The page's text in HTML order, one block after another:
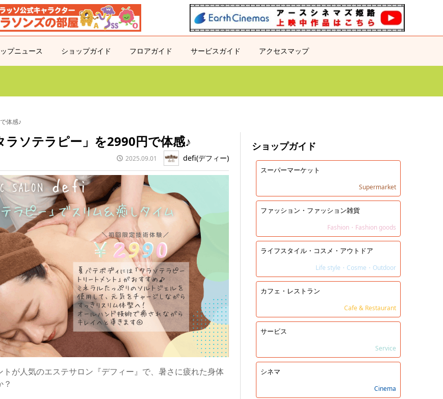
プニュース ショップガイド フロアガイド サービスガイド アクセスマップ
体感♪
ラソテラピー」を2990円で体感♪
2025.09.01 defi(デフィー)
が人気のエステサロン『デフィー』で、暑さに疲れた身体
ショップガイド
スーパーマーケット
Supermarket
ファッション・ファッション雑貨
Fashion・Fashion goods
ライフスタイル・コスメ・アウトドア
Life style・Cosme・Outdoor
カフェ・レストラン
Cafe & Restaurant
サービス
Service
シネマ
Cinema